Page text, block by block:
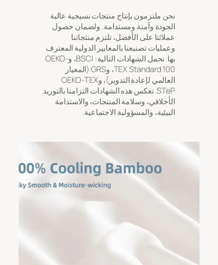
نحن ملتزمون بإنتاج منتجات نسيجية عالية
الجودة وآمنة ومستدامة. ولضمان حصول
عملائنا على الأفضل، تلتزم منتجاتنا
وعمليات تصنيعنا بالمعايير الدولية المعترف
بها. نحمل الشهادات التالية: BSCI، وOEKO-
TEX Standard 100، وGRS (المعيار
العالمي لإعادة التدوير)، وOEKO-TEX
STeP. تعكس هذه الشهادات التزامنا بالتوريد
الأخلاقي، وسلامة المنتجات، والاستدامة
البيئية، والمسؤولية الاجتماعية.